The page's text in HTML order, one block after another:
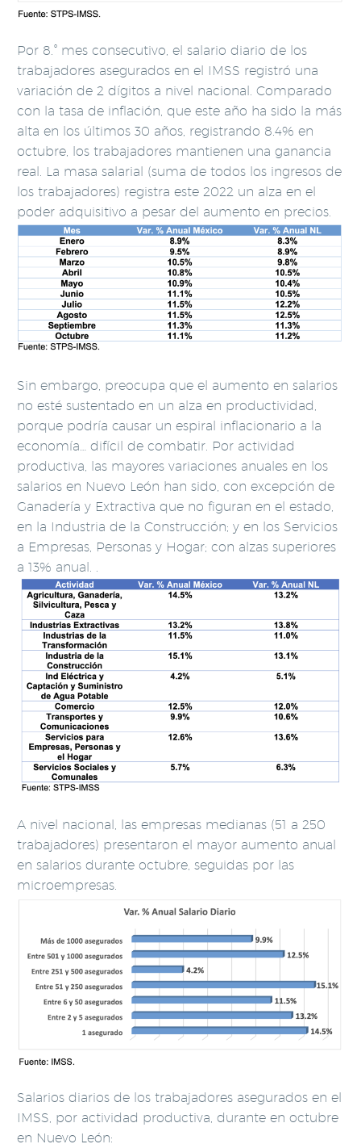
Por 8.° mes consecutivo, el salario diario de los
trabajadores asegurados en el IMSS registró una
variación de 2 dígitos a nivel nacional. Comparado
con la tasa de inflación, que este año ha sido la más
alta en los últimos 30 años, registrando 8.4% en
octubre, los trabajadores mantienen una ganancia
real. La masa salarial (suma de todos los ingresos de
los trabajadores) registra este 2022 un alza en el
poder adquisitivo a pesar del aumento en precios.
Sin embargo, preocupa que el aumento en salarios
no esté sustentado en un alza en productividad,
porque podría causar un espiral inflacionario a la
economía… difícil de combatir. Por actividad
productiva, las mayores variaciones anuales en los
salarios en Nuevo León han sido, con excepción de
Ganadería y Extractiva que no figuran en el estado,
en la Industria de la Construcción; y en los Servicios
a Empresas, Personas y Hogar; con alzas superiores
a 13% anual. .
A nivel nacional, las empresas medianas (51 a 250
trabajadores) presentaron el mayor aumento anual
en salarios durante octubre, seguidas por las
microempresas.
Salarios diarios de los trabajadores asegurados en el
IMSS, por actividad productiva, durante en octubre
en Nuevo León: